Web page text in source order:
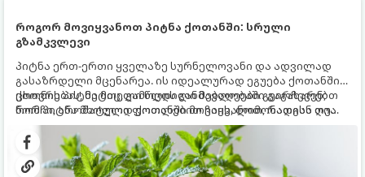
როგორ მოვიყვანოთ პიტნა ქოთანში: სრული
გზამკვლევი
პიტნა ერთ-ერთი ყველაზე სურნელოვანი და ადვილად
გასაზრდელი მცენარეა. ის იდეალურად ეგუება ქოთანში
ცხოვრებას, მეტიც, გამოცდილი მებაღეები გვირჩევენ,
რომ პიტნა მხოლოდ ქოთანში მოვიყვანოთ, რადგან ღია
გრუნტში (ბაღში) დარგვისას ის ფესვებით ძალიან
სწრაფად ვრცელდება და სხვა მცენარეებს ავიწროებს.
ქოთნის პიტნა მთელი წლის განმავლობაში გაგახარებთ
ნორჩი, არომატული ფოთლებით ჩაის, ლიმონათისა თუ
კერძებისთვის.